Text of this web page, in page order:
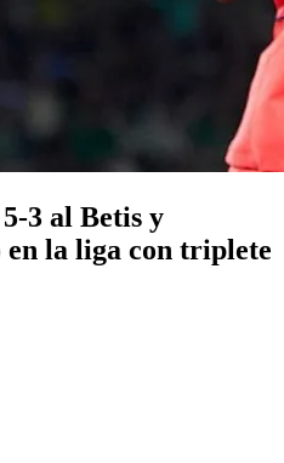
3 al Betis y
la liga con triplete